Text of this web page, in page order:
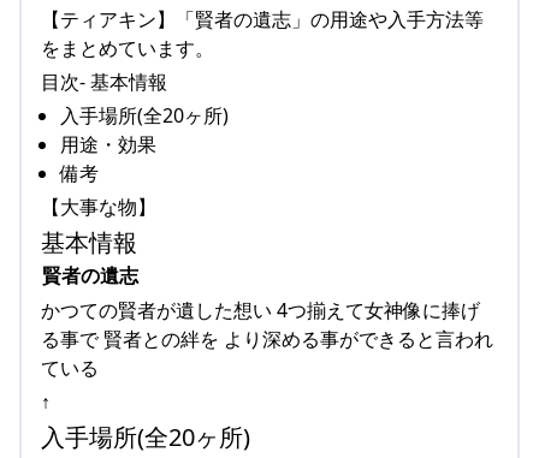
【ティアキン】「賢者の遺志」の用途や入手方法等
をまとめています。
目次- 基本情報
入手場所(全20ヶ所)
用途・効果
備考
【大事な物】
基本情報
賢者の遺志
かつての賢者が遺した想い 4つ揃えて女神像に捧げ
る事で 賢者との絆を より深める事ができると言われ
ている
↑
入手場所(全20ヶ所)